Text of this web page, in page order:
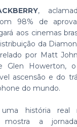
,
98% de
aos cinemas
da
por Matt
Glen Howerton,
ascensão e do
do mundo.
história real
mostra a